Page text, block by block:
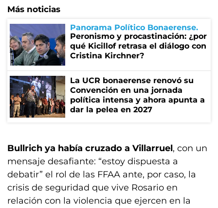
Más noticias
Panorama Político Bonaerense
Peronismo y procastinación: ¿por
qué Kicillof retrasa el diálogo con
Cristina Kirchner?
La UCR bonaerense renovó su
Convención en una jornada
política intensa y ahora apunta a
dar la pelea en 2027
Bullrich ya había cruzado a Villarruel, con un
mensaje desafiante: “estoy dispuesta a
debatir” el rol de las FFAA ante, por caso, la
crisis de seguridad que vive Rosario en
relación con la violencia que ejercen en la